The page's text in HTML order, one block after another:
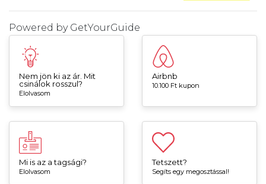
Powered by GetYourGuide
Nem jön ki az ár. Mit
csinálok rosszul?
Elolvasom
Airbnb
10.100 Ft kupon
Mi is az a tagsági?
Elolvasom
Tetszett?
Segíts egy megosztással!